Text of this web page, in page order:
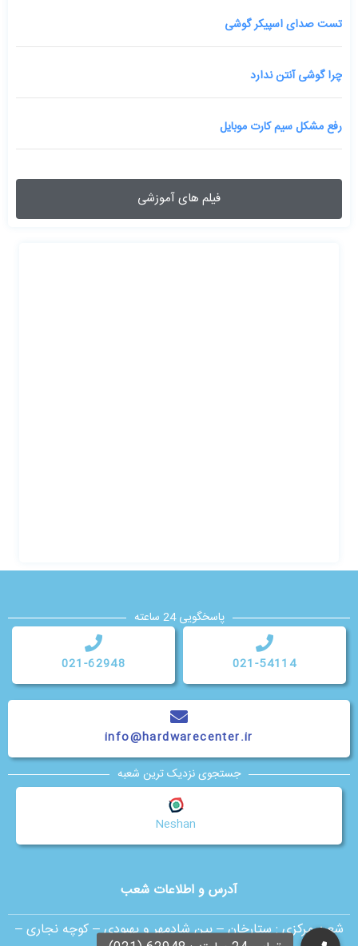
تست صدای اسپیکر گوشی
چرا گوشی آنتن ندارد
رفع مشکل سیم کارت موبایل
فیلم های آموزشی
آدرس و اطلاعات شعب
شعبه مرکزی :ستارخان – بین شادمهر و بهبودی – کوچه نجاری –
پاسخگویی 24 ساعته
021-54114
021-62948
info@hardwarecenter.ir
جستجوی نزدیک ترین شعبه
Neshan